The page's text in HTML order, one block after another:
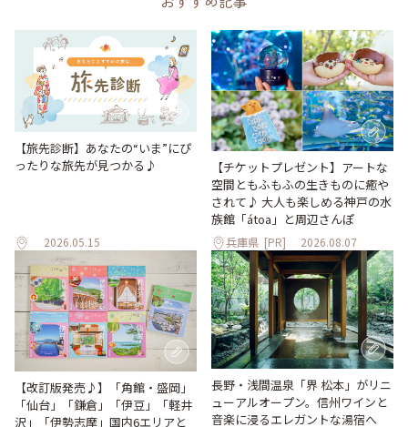
【旅先診断】あなたの“いま”にぴ
ったりな旅先が見つかる♪
2026.05.15
【チケットプレゼント】アートな
空間ともふもふの生きものに癒や
されて♪ 大人も楽しめる神戸の水
族館「átoa」と周辺さんぽ
兵庫県 [PR] 2026.08.07
【改訂版発売♪】「角館・盛岡」
「仙台」「鎌倉」「伊豆」「軽井
沢」「伊勢志摩」国内6エリアと
長野・浅間温泉「界 松本」がリニ
ューアルオープン。信州ワインと
音楽に浸るエレガントな湯宿へ